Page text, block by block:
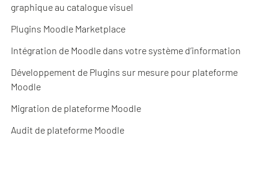
graphique au catalogue visuel
Plugins Moodle Marketplace
Intégration de Moodle dans votre système d’information
Développement de Plugins sur mesure pour plateforme
Moodle
Migration de plateforme Moodle
Audit de plateforme Moodle